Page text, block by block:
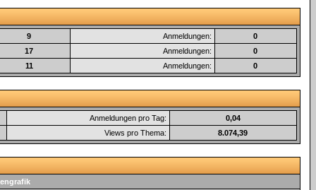
9 Anmeldungen:
0
17 Anmeldungen:
0
11 Anmeldungen: 0
Anmeldungen pro Tag:
0,04
Views pro Thema: 8.074,39